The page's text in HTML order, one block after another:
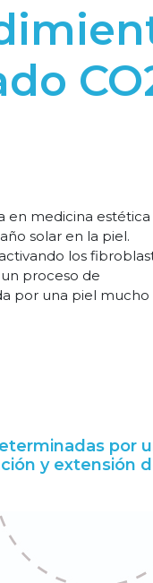
en medicina estética
solar en la piel.
los
proceso de
por una piel mucho
por
y extensión